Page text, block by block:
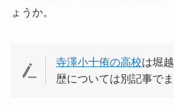
ょうか。
寺澤小十侑の高校は堀
歴については別記事で